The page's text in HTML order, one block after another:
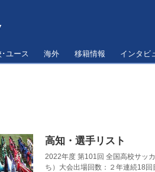
･ユース 海外 移籍情報 インタビ
高知・選手リスト
2022年度 第101回 全国高校サッ
ち）大会出場回数：２年連続18回